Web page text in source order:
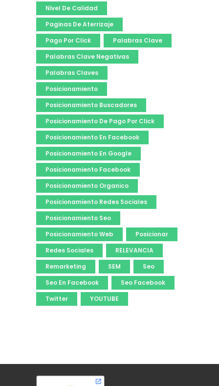
Nivel De Calidad
Paginas De Aterrizaje
Pago Por Click
Palabras Clave
Palabras Clave Negativas
Palabras Claves
Posicionamiento
Posicionamiento Buscadores
Posicionamiento De Pago Por Click
Posicionamiento En Facebook
Posicionamiento En Google
Posicionamiento Facebook
Posicionamiento Organico
Posicionamiento Redes Sociales
Posicionamiento Seo
Posicionamiento Web
Posicionar
Redes Sociales
RELEVANCIA
Remarketing
SEM
Seo
Seo En Facebook
Seo Facebook
Twitter
YOUTUBE